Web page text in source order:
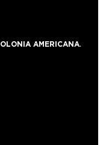
AMERICANA.